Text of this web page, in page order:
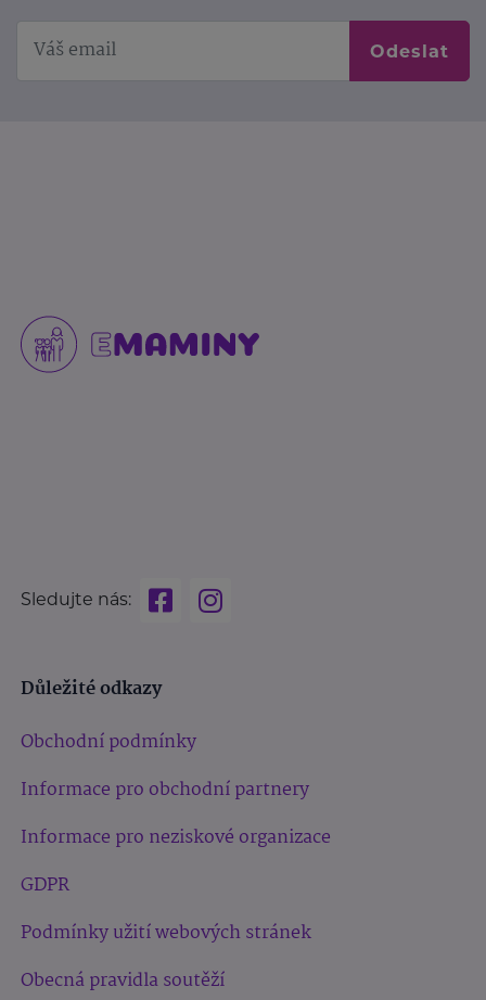
Odeslat
Sledujte nás:
Důležité odkazy
Obchodní podmínky
Informace pro obchodní partnery
Informace pro neziskové organizace
GDPR
Podmínky užití webových stránek
Obecná pravidla soutěží